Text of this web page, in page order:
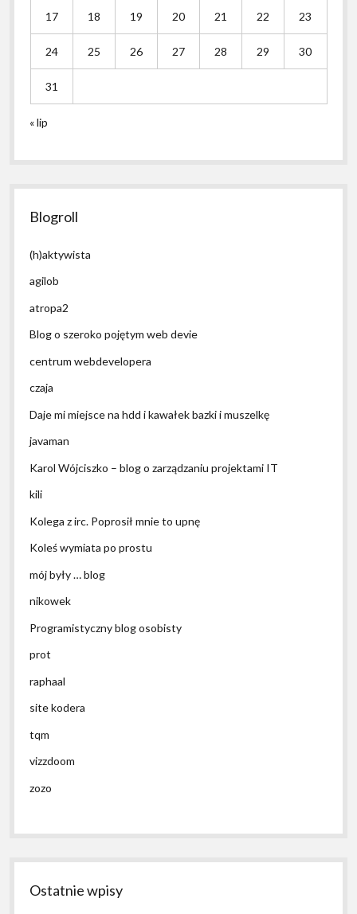
17 18 19 20 21 22 23
24 25 26 27 28 29 30
31
« lip
Blogroll
(h)aktywista
agilob
atropa2
Blog o szeroko pojętym web devie
centrum webdevelopera
czaja
Daje mi miejsce na hdd i kawałek bazki i muszelkę
javaman
Karol Wójciszko – blog o zarządzaniu projektami IT
kili
Kolega z irc. Poprosił mnie to upnę
Koleś wymiata po prostu
mój były … blog
nikowek
Programistyczny blog osobisty
prot
raphaal
site kodera
tqm
vizzdoom
zozo
Ostatnie wpisy